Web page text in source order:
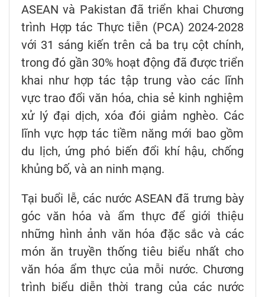
ASEAN và Pakistan đã triển khai Chương
trình Hợp tác Thực tiễn (PCA) 2024-2028
với 31 sáng kiến trên cả ba trụ cột chính,
trong đó gần 30% hoạt động đã được triển
khai như hợp tác tập trung vào các lĩnh
vực trao đổi văn hóa, chia sẻ kinh nghiệm
xử lý đại dịch, xóa đói giảm nghèo. Các
lĩnh vực hợp tác tiềm năng mới bao gồm
du lịch, ứng phó biến đổi khí hậu, chống
khủng bố, và an ninh mạng.
Tại buổi lễ, các nước ASEAN đã trưng bày
góc văn hóa và ẩm thực để giới thiệu
những hình ảnh văn hóa đặc sắc và các
món ăn truyền thống tiêu biểu nhất cho
văn hóa ẩm thực của mỗi nước. Chương
trình biểu diễn thời trang của các nước